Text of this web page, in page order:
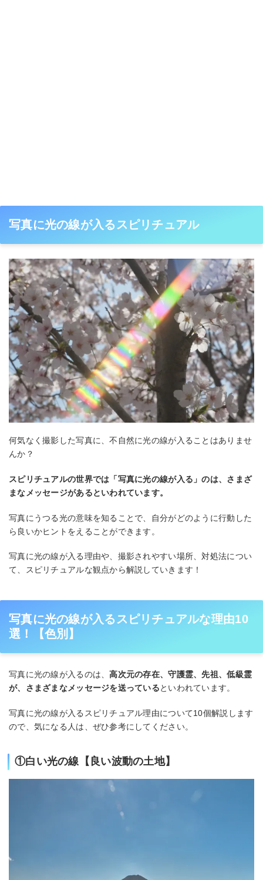
写真に光の線が入るスピリチュアル
何気なく撮影した写真に、不自然に光の線が入ることはありませ
んか？
スピリチュアルの世界では「写真に光の線が入る」のは、さまざ
まなメッセージがあるといわれています。
写真にうつる光の意味を知ることで、自分がどのように行動した
ら良いかヒントをえることができます。
写真に光の線が入る理由や、撮影されやすい場所、対処法につい
て、スピリチュアルな観点から解説していきます！
写真に光の線が入るスピリチュアルな理由10
選！【色別】
写真に光の線が入るのは、高次元の存在、守護霊、先祖、低級霊
が、さまざまなメッセージを送っているといわれています。
写真に光の線が入るスピリチュアル理由について10個解説します
ので、気になる人は、ぜひ参考にしてください。
①白い光の線【良い波動の土地】